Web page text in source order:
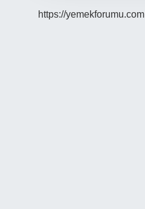
https://yemekforumu.com